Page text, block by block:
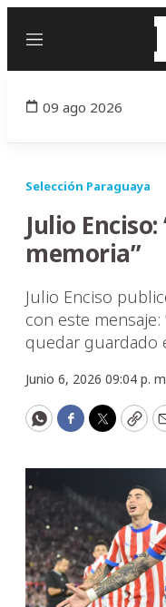
Menú
09 ago 2026
Selección Paraguaya
Julio
memoria”
Julio Enciso
con este
quedar guardado
Junio 6, 2026 09:04 p.
WhatsApp
Facebook
Twitter